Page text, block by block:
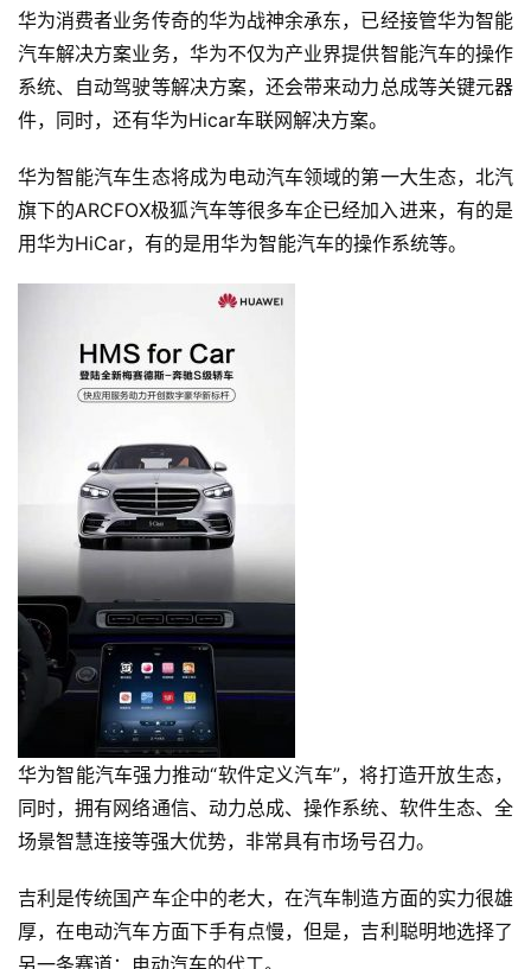
页
车
时
代
华为消费者业务传奇的华为战神余承东，已经接管华为智能
汽车解决方案业务，华为不仅为产业界提供智能汽车的操作
系统、自动驾驶等解决方案，还会带来动力总成等关键元器
件，同时，还有华为Hicar车联网解决方案。
华为智能汽车生态将成为电动汽车领域的第一大生态，北汽
旗下的ARCFOX极狐汽车等很多车企已经加入进来，有的是
用华为HiCar，有的是用华为智能汽车的操作系统等。
华为智能汽车强力推动“软件定义汽车”，将打造开放生态，
同时，拥有网络通信、动力总成、操作系统、软件生态、全
场景智慧连接等强大优势，非常具有市场号召力。
吉利是传统国产车企中的老大，在汽车制造方面的实力很雄
厚，在电动汽车方面下手有点慢，但是，吉利聪明地选择了
另一条赛道：电动汽车的代工。